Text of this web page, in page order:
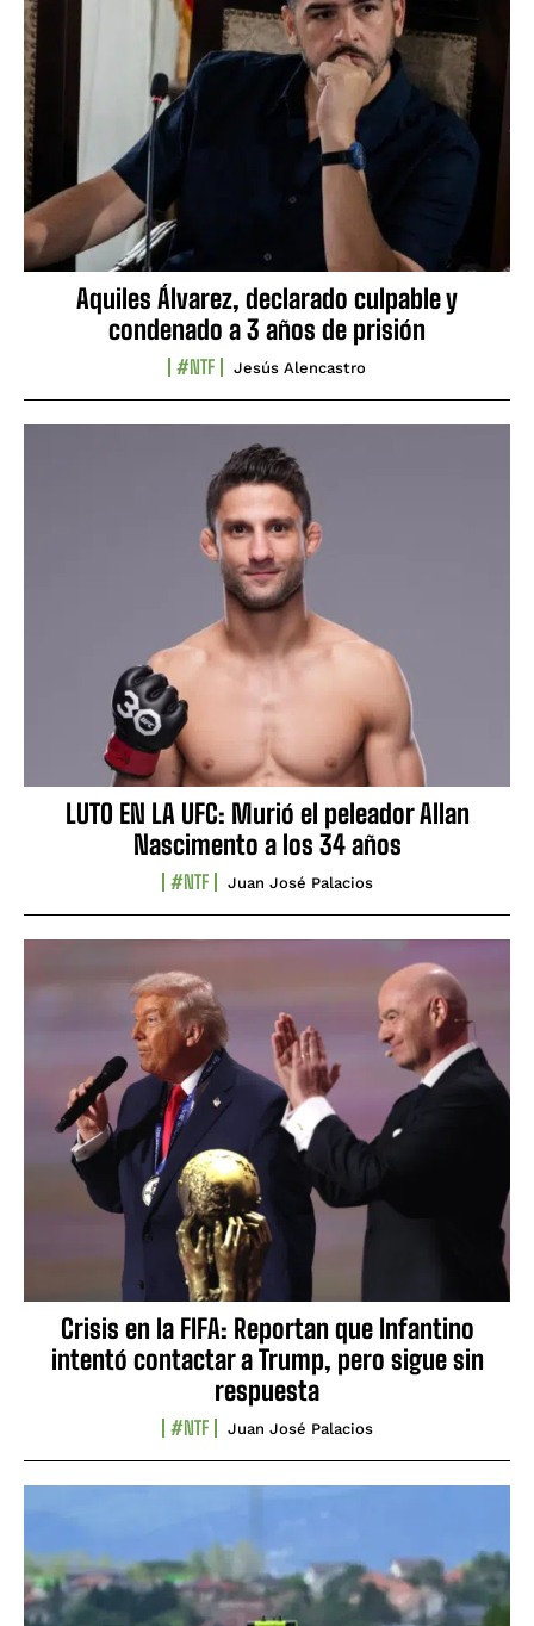
Aquiles Álvarez, declarado culpable y
condenado a 3 años de prisión
#NTF Jesús Alencastro
LUTO EN LA UFC: Murió el peleador Allan
Nascimento a los 34 años
#NTF Juan José Palacios
Crisis en la FIFA: Reportan que Infantino
intentó contactar a Trump, pero sigue sin
respuesta
#NTF Juan José Palacios